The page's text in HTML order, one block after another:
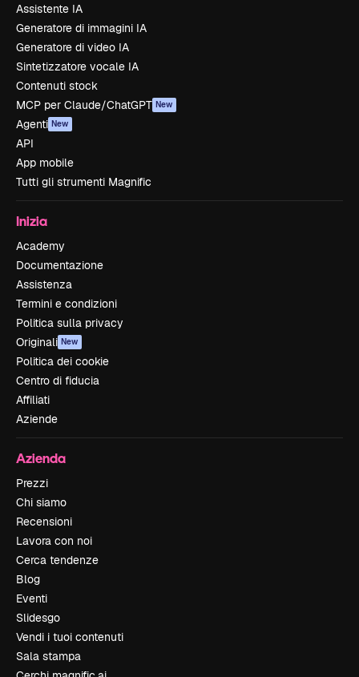
Assistente IA
Generatore di immagini IA
Generatore di video IA
Sintetizzatore vocale IA
Contenuti stock
MCP per Claude/ChatGPT New
Agenti New
API
App mobile
Tutti gli strumenti Magnific
Inizia
Academy
Documentazione
Assistenza
Termini e condizioni
Politica sulla privacy
Originali New
Politica dei cookie
Centro di fiducia
Affiliati
Aziende
Azienda
Prezzi
Chi siamo
Recensioni
Lavora con noi
Cerca tendenze
Blog
Eventi
Slidesgo
Vendi i tuoi contenuti
Sala stampa